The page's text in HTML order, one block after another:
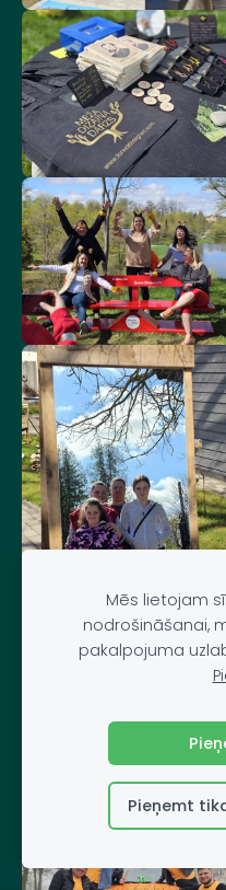
Mēs lietojam
nodrošināšanai,
pakalpojuma
Pieņemt